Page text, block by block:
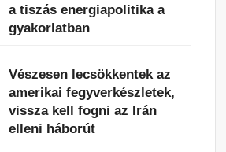
a tiszás energiapolitika a
gyakorlatban
Vészesen lecsökkentek az
amerikai fegyverkészletek,
vissza kell fogni az Irán
elleni háborút